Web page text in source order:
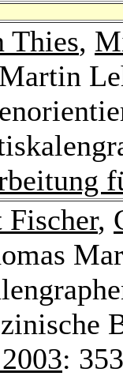
Thies,
Fischer,
: